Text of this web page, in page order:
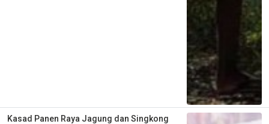
Kasad Panen Raya Jagung dan Singkong